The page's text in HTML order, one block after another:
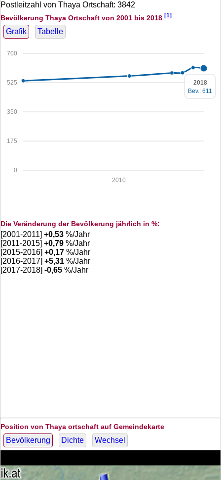
Postleitzahl von Thaya Ortschaft: 3842
Bevölkerung Thaya Ortschaft von 2001 bis 2018 [1]
Grafik Tabelle
0
175
350
525
700
2010
2018
Bev.: 611
Die Veränderung der Bevölkerung jährlich in %:
[2001-2011] +0,53 %/Jahr
[2011-2015] +0,79 %/Jahr
[2015-2016] +0,17 %/Jahr
[2016-2017] +5,31 %/Jahr
[2017-2018] -0,65 %/Jahr
Position von Thaya ortschaft auf Gemeindekarte
Bevölkerung Dichte Wechsel